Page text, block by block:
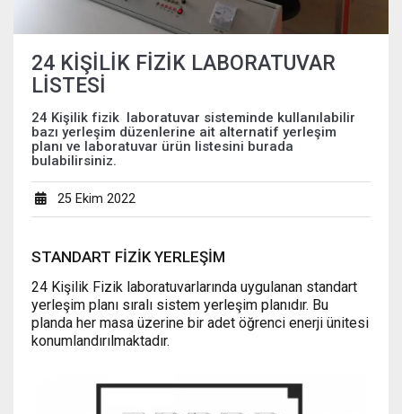
24 KİŞİLİK FİZİK LABORATUVAR
LİSTESİ
24 Kişilik fizik laboratuvar sisteminde kullanılabilir
bazı yerleşim düzenlerine ait alternatif yerleşim
planı ve laboratuvar ürün listesini burada
bulabilirsiniz.
25 Ekim 2022
STANDART FİZİK YERLEŞİM
24 Kişilik Fizik laboratuvarlarında uygulanan standart
yerleşim planı sıralı sistem yerleşim planıdır. Bu
planda her masa üzerine bir adet öğrenci enerji ünitesi
konumlandırılmaktadır.